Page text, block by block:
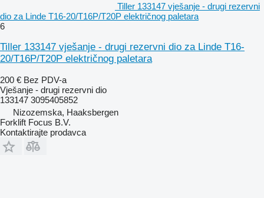
Tiller 133147 vješanje - drugi rezervni
dio za Linde T16-20/T16P/T20P električnog paletara
6
Tiller 133147 vješanje - drugi rezervni dio za Linde T16-
20/T16P/T20P električnog paletara
200 € Bez PDV-a
Vješanje - drugi rezervni dio
133147 3095405852
Nizozemska, Haaksbergen
Forklift Focus B.V.
Kontaktirajte prodavca